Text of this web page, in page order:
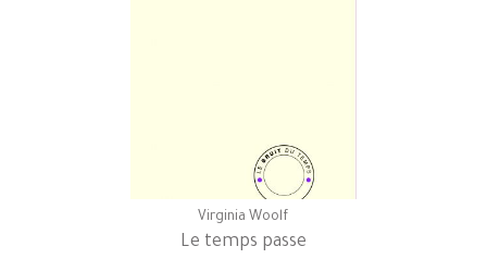
Virginia Woolf
Le temps passe